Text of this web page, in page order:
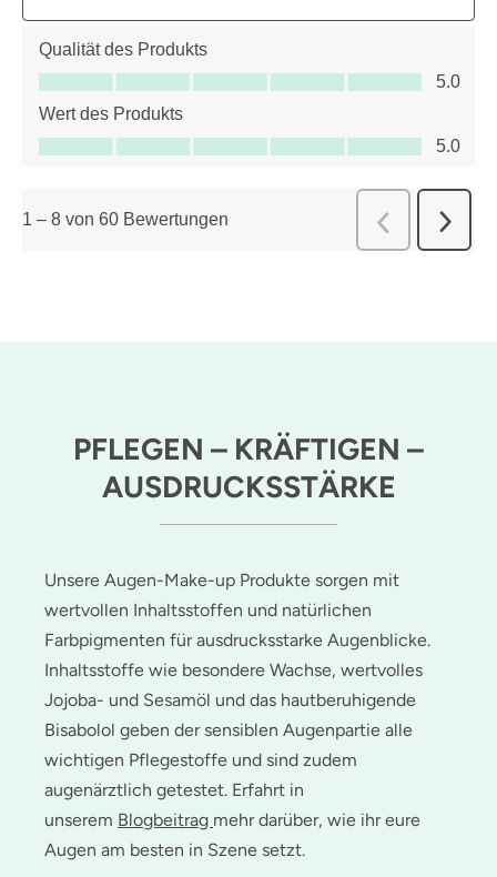
Qualität des Produkts
Qualität des Produkts, 5.0 von 5
5.0
Wert des Produkts
Wert des Produkts, 5.0 von 5
5.0
1 – 8 von 60 Bewertungen Zurück
Weiter
PFLEGEN – KRÄFTIGEN –
AUSDRUCKSSTÄRKE
Unsere Augen-Make-up Produkte sorgen mit
wertvollen Inhaltsstoffen und natürlichen
Farbpigmenten für ausdrucksstarke Augenblicke.
Inhaltsstoffe wie besondere Wachse, wertvolles
Jojoba- und Sesamöl und das hautberuhigende
Bisabolol geben der sensiblen Augenpartie alle
wichtigen Pflegestoffe und sind zudem
augenärztlich getestet. Erfahrt in
unserem Blogbeitrag mehr darüber, wie ihr eure
Augen am besten in Szene setzt.